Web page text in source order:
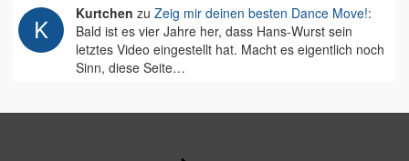
Kurtchen zu Zeig mir deinen besten Dance Move!:
Bald ist es vier Jahre her, dass Hans-Wurst sein
letztes Video eingestellt hat. Macht es eigentlich noch
Sinn, diese Seite…